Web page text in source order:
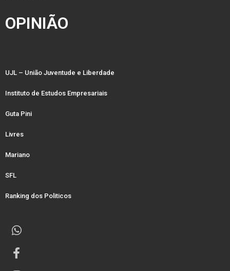
OPINIÃO
UJL – União Juventude e Liberdade
Instituto de Estudos Empresariais
Guta Pini
Livres
Mariano
SFL
Ranking dos Politicos